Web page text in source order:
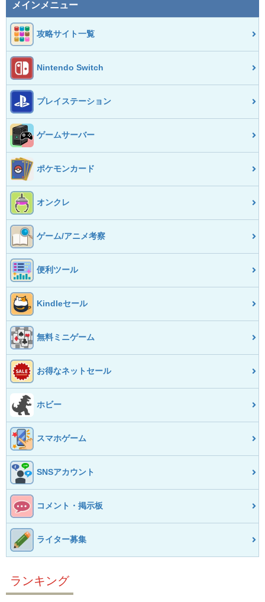
メインメニュー
攻略サイト一覧
Nintendo Switch
プレイステーション
ゲームサーバー
ポケモンカード
オンクレ
ゲーム/アニメ考察
便利ツール
Kindleセール
無料ミニゲーム
お得なネットセール
ホビー
スマホゲーム
SNSアカウント
コメント・掲示板
ライター募集
ランキング